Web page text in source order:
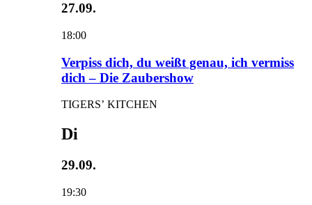
27.09.
18:00
Verpiss dich, du weißt genau, ich vermiss
dich – Die Zaubershow
TIGERS’ KITCHEN
Di
29.09.
19:30